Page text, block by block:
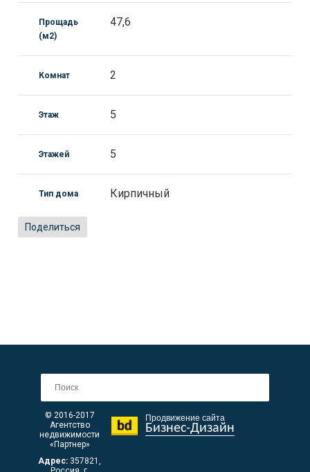
Прощадь
(м2)
47,6
Комнат 2
Этаж 5
Этажей 5
Тип дома Кирпичный
Поделиться
Продвижение сайта
Бизнес-Дизайн
© 2016-2017
Агентство
недвижимости
«Партнер»
Адрес: 357821 ,